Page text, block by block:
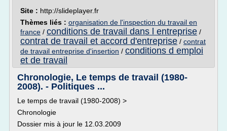
Site : http://slideplayer.fr
Thèmes liés : organisation de l'inspection du travail en
france / conditions de travail dans l entreprise /
contrat de travail et accord d'entreprise / contrat
de travail entreprise d'insertion / conditions d emploi
et de travail
Chronologie, Le temps de travail (1980-
2008). - Politiques ...
Le temps de travail (1980-2008) >
Chronologie
Dossier mis à jour le 12.03.2009